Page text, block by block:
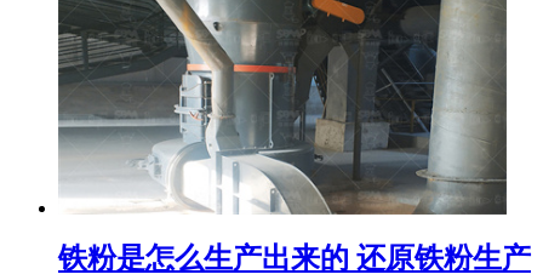
铁粉是怎么生产出来的 还原铁粉生产